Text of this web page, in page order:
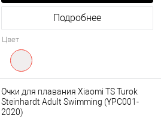
Подробнее
Цвет
Очки для плавания Xiaomi TS Turok
Steinhardt Adult Swimming (YPC001-
2020)